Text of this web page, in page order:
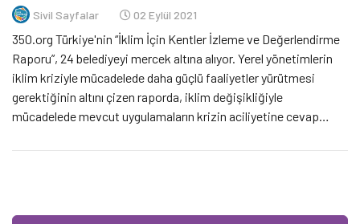
Sivil Sayfalar 02 Eylül 2021
350.org Türkiye'nin “İklim İçin Kentler İzleme ve Değerlendirme
Raporu”, 24 belediyeyi mercek altına alıyor. Yerel yönetimlerin
iklim kriziyle mücadelede daha güçlü faaliyetler yürütmesi
gerektiğinin altını çizen raporda, iklim değişikliğiyle
mücadelede mevcut uygulamaların krizin aciliyetine cevap